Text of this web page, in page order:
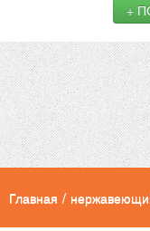
+
Главная /